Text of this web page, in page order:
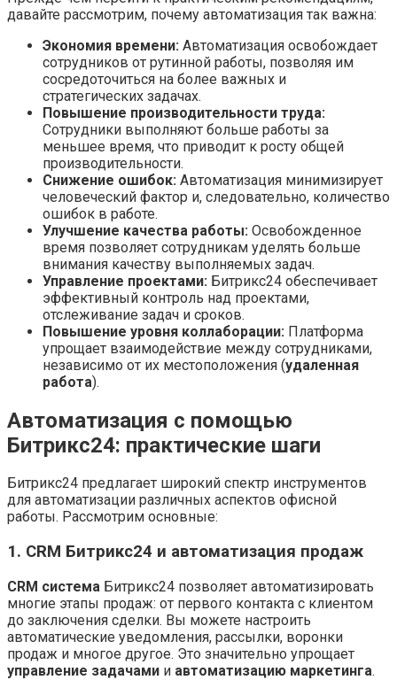
давайте рассмотрим, почему автоматизация так важна:
Экономия времени: Автоматизация освобождает
сотрудников от рутинной работы, позволяя им
сосредоточиться на более важных и
стратегических задачах.
Повышение производительности труда:
Сотрудники выполняют больше работы за
меньшее время, что приводит к росту общей
производительности.
Снижение ошибок: Автоматизация минимизирует
человеческий фактор и, следовательно, количество
ошибок в работе.
Улучшение качества работы: Освобожденное
время позволяет сотрудникам уделять больше
внимания качеству выполняемых задач.
Управление проектами: Битрикс24 обеспечивает
эффективный контроль над проектами,
отслеживание задач и сроков.
Повышение уровня коллаборации: Платформа
упрощает взаимодействие между сотрудниками,
независимо от их местоположения (удаленная
работа).
Автоматизация с помощью
Битрикс24: практические шаги
Битрикс24 предлагает широкий спектр инструментов
для автоматизации различных аспектов офисной
работы. Рассмотрим основные:
1. CRM Битрикс24 и автоматизация продаж
CRM система Битрикс24 позволяет автоматизировать
многие этапы продаж: от первого контакта с клиентом
до заключения сделки. Вы можете настроить
автоматические уведомления, рассылки, воронки
продаж и многое другое. Это значительно упрощает
управление задачами и автоматизацию маркетинга.